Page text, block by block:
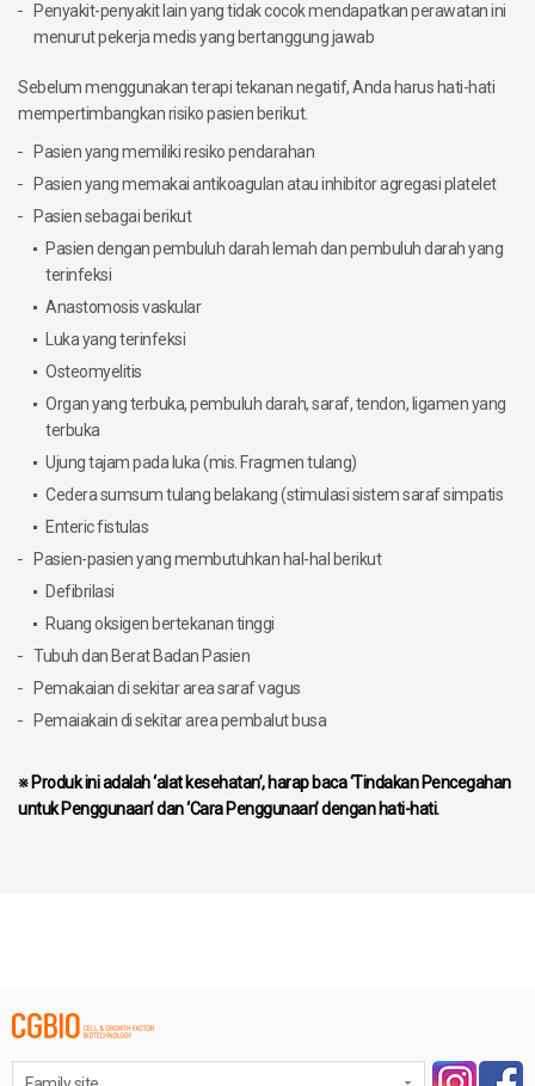
Penyakit-penyakit lain yang tidak cocok mendapatkan perawatan ini
menurut pekerja medis yang bertanggung jawab
Sebelum menggunakan terapi tekanan negatif, Anda harus hati-hati
mempertimbangkan risiko pasien berikut.
Pasien yang memiliki resiko pendarahan
Pasien yang memakai antikoagulan atau inhibitor agregasi platelet
Pasien sebagai berikut
Pasien dengan pembuluh darah lemah dan pembuluh darah yang
terinfeksi
Anastomosis vaskular
Luka yang terinfeksi
Osteomyelitis
Organ yang terbuka, pembuluh darah, saraf, tendon, ligamen yang
terbuka
Ujung tajam pada luka (mis. Fragmen tulang)
Cedera sumsum tulang belakang (stimulasi sistem saraf simpatis
Enteric fistulas
Pasien-pasien yang membutuhkan hal-hal berikut
Defibrilasi
Ruang oksigen bertekanan tinggi
Tubuh dan Berat Badan Pasien
Pemakaian di sekitar area saraf vagus
Pemaiakain di sekitar area pembalut busa
※ Produk ini adalah ‘alat kesehatan’, harap baca ‘Tindakan Pencegahan
untuk Penggunaan’ dan ‘Cara Penggunaan’ dengan hati-hati.